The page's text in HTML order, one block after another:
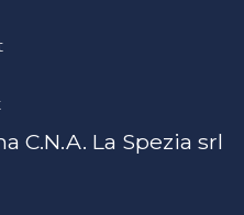
C.N.A. La Spezia srl